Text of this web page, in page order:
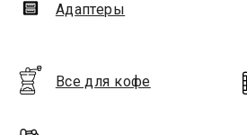
Адаптеры
Все для кофе